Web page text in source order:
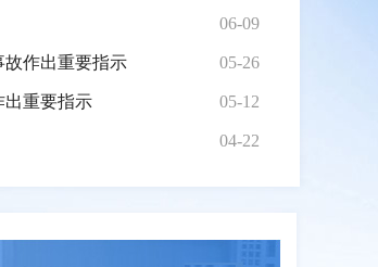
06-09
05-26
故作出重要指示
05-12
出重要指示
04-22